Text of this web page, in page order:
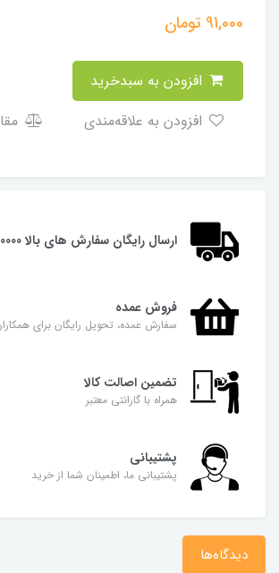
91,000 تومان
ارسال رایگان سفارش های بالا 1500000 تومان
فروش عمده
سفارش عمده، تحویل رایگان برای
تضمین اصالت کالا
همراه با گارانتی معتبر
پشتیبانی
پشتیبانی ما، اطمینان شما از خرید
دیدگاه‌ها